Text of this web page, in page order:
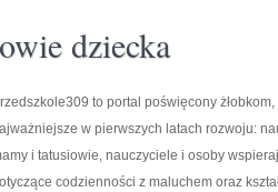
dziecka
to portal poświęcony
w pierwszych latach rozwoju:
i tatusiowie, nauczyciele i osoby
codzienności z maluchem oraz